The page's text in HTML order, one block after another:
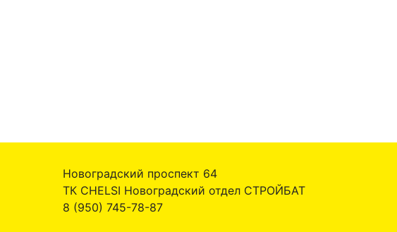
Новоградский проспект 64
ТК CHELSI Новоградский отдел СТРОЙБАТ
8 (950) 745-78-87